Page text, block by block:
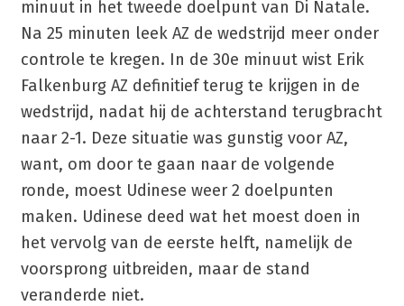
minuut in het tweede doelpunt van Di Natale.
Na 25 minuten leek AZ de wedstrijd meer onder
controle te kregen. In de 30e minuut wist Erik
Falkenburg AZ definitief terug te krijgen in de
wedstrijd, nadat hij de achterstand terugbracht
naar 2-1. Deze situatie was gunstig voor AZ,
want, om door te gaan naar de volgende
ronde, moest Udinese weer 2 doelpunten
maken. Udinese deed wat het moest doen in
het vervolg van de eerste helft, namelijk de
voorsprong uitbreiden, maar de stand
veranderde niet.